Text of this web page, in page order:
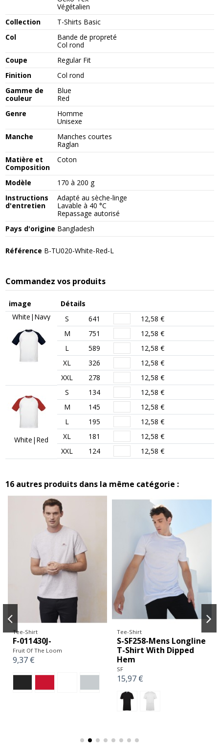
Végétalien
Collection
T-Shirts Basic
Col
Bande de propreté
Col rond
Coupe
Regular Fit
Finition
Col rond
Gamme de
couleur
Blue
Red
Genre
Homme
Unisexe
Manche
Manches courtes
Raglan
Matière et
Composition
Coton
Modèle
170 à 200 g
Instructions
d'entretien
Adapté au sèche-linge
Lavable à 40 °C
Repassage autorisé
Pays d'origine Bangladesh
Référence B-TU020-White-Red-L
Commandez vos produits
image
Détails
White|Navy
S 641
12,58 €
M
751
12,58 €
L
589
12,58 €
XL
326
12,58 €
XXL
278 12,58 €
White|Red
S 134
12,58 €
M
145
12,58 €
L
195
12,58 €
XL
181
12,58 €
XXL
124 12,58 €
16 autres produits dans la même catégorie :
Tee-Shirt
F-011430J-
Fruit Of The Loom
9,37 €
Tee-Shirt
S-SF258-Mens Longline
T-Shirt With Dipped
Hem
SF
15,97 €